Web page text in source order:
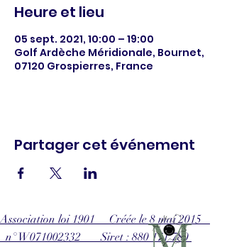
Heure et lieu
05 sept. 2021, 10:00 – 19:00
Golf Ardèche Méridionale, Bournet,
07120 Grospierres, France
Partager cet événement
Association loi 1901 Créée le 8 mai 2015
n° W071002332 Siret : 880 171 780